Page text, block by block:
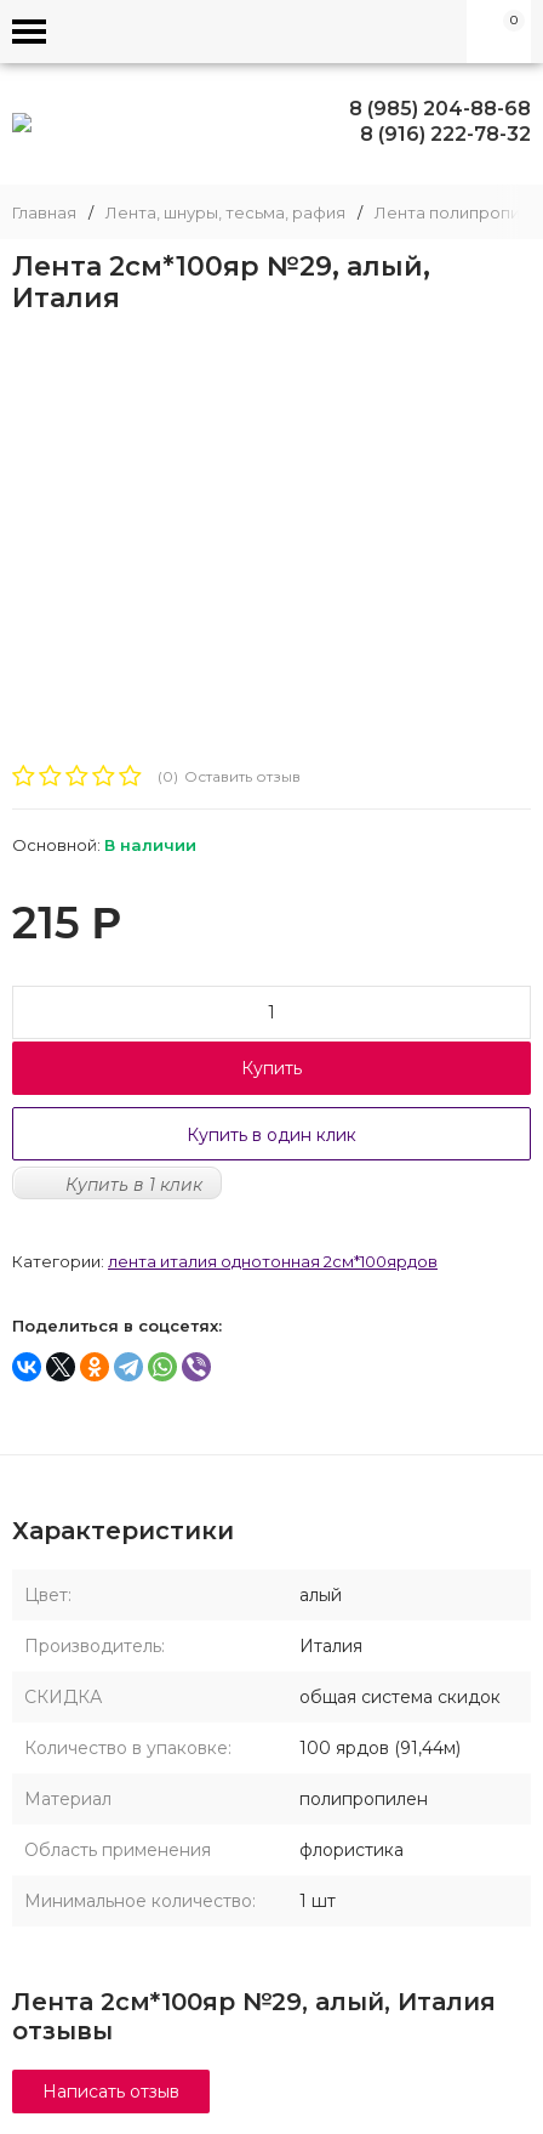
0
8 (985) 204-88-68
8 (916) 222-78-32
Главная / Лента, шнуры, тесьма, рафия / Лента
Лента 2см*100яр №29, алый,
Италия
(0) Оставить отзыв
Основной: В наличии
215 Р
Купить
Купить в один клик
Купить в 1 клик
Категории: лента италия однотонная 2см*100ярдов
Поделиться в соцсетях:
Характеристики
Цвет: алый
Производитель: Италия
СКИДКА общая система скидок
Количество в упаковке: 100 ярдов (91,44м)
Материал полипропилен
Область применения флористика
Минимальное количество: 1 шт
Лента 2см*100яр №29, алый, Италия
отзывы